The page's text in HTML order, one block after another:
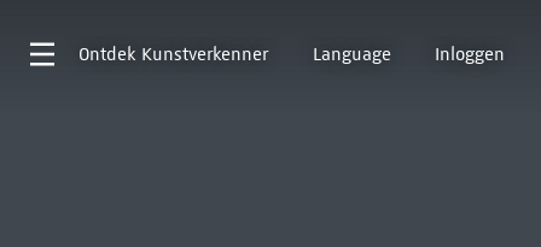
Ontdek Kunstverkenner Language Inloggen